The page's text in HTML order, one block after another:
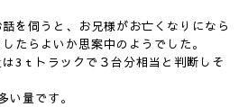
を伺うと、お兄様がお亡くなりになら
たらよいか思案中のようでした。
3ｔトラックで３台分相当と判断しそ
い量です。